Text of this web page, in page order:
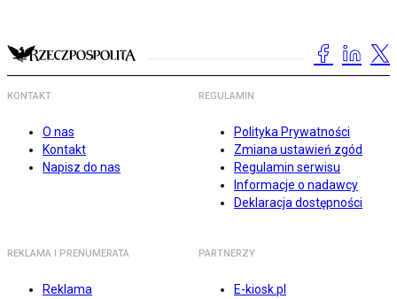
KONTAKT
O nas
Kontakt
Napisz do nas
REGULAMIN
Polityka Prywatności
Zmiana ustawień zgód
Regulamin serwisu
Informacje o nadawcy
Deklaracja dostępności
REKLAMA I PRENUMERATA
Reklama
PARTNERZY
E-kiosk.pl